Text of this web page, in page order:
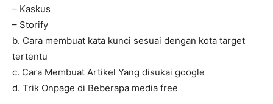
– Kaskus
– Storify
b. Cara membuat kata kunci sesuai dengan kota target
tertentu
c. Cara Membuat Artikel Yang disukai google
d. Trik Onpage di Beberapa media free